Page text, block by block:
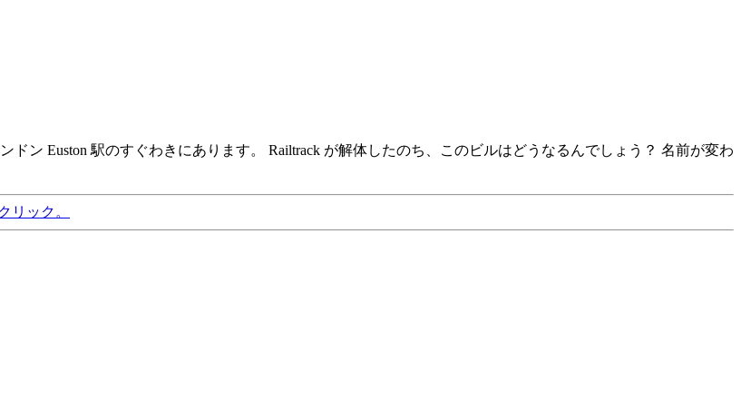
ドン Euston 駅のすぐわきにあります。 Railtrack が解体したのち、このビルはどうなるんでしょう？ 名前が変わ
リック。